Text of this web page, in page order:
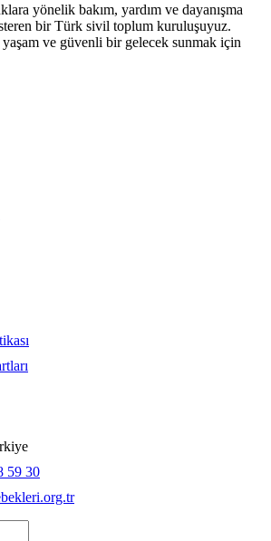
yönelik bakım, yardım ve dayanışma
bir Türk sivil toplum kuruluşuyuz.
ve güvenli bir gelecek sunmak için
59 30